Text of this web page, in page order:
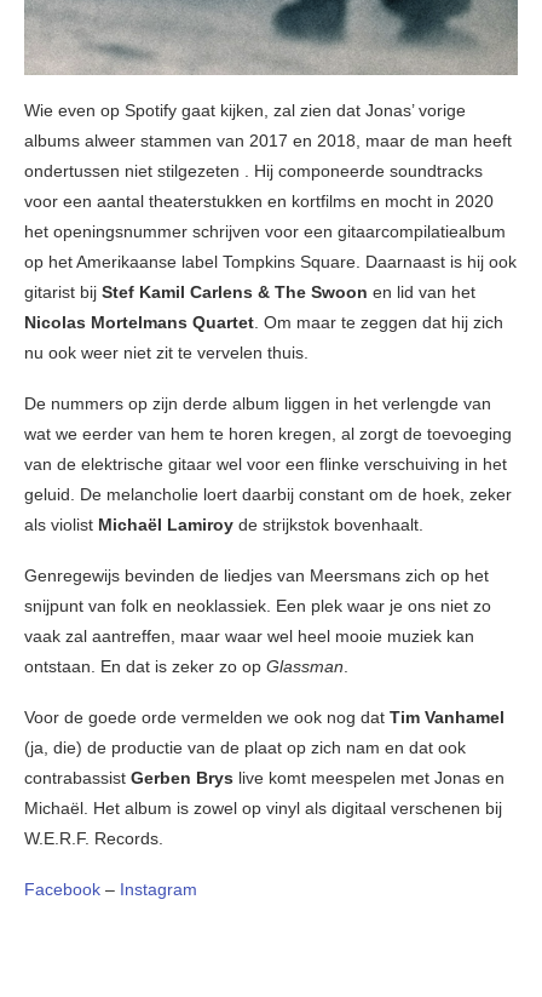
Wie even op Spotify gaat kijken, zal zien dat Jonas’ vorige
albums alweer stammen van 2017 en 2018, maar de man heeft
ondertussen niet stilgezeten . Hij componeerde soundtracks
voor een aantal theaterstukken en kortfilms en mocht in 2020
het openingsnummer schrijven voor een gitaarcompilatiealbum
op het Amerikaanse label Tompkins Square. Daarnaast is hij ook
gitarist bij Stef Kamil Carlens & The Swoon en lid van het
Nicolas Mortelmans Quartet. Om maar te zeggen dat hij zich
nu ook weer niet zit te vervelen thuis.
De nummers op zijn derde album liggen in het verlengde van
wat we eerder van hem te horen kregen, al zorgt de toevoeging
van de elektrische gitaar wel voor een flinke verschuiving in het
geluid. De melancholie loert daarbij constant om de hoek, zeker
als violist Michaël Lamiroy de strijkstok bovenhaalt.
Genregewijs bevinden de liedjes van Meersmans zich op het
snijpunt van folk en neoklassiek. Een plek waar je ons niet zo
vaak zal aantreffen, maar waar wel heel mooie muziek kan
ontstaan. En dat is zeker zo op Glassman.
Voor de goede orde vermelden we ook nog dat Tim Vanhamel
(ja, die) de productie van de plaat op zich nam en dat ook
contrabassist Gerben Brys live komt meespelen met Jonas en
Michaël. Het album is zowel op vinyl als digitaal verschenen bij
W.E.R.F. Records.
Facebook – Instagram